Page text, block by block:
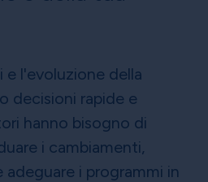
l'evoluzione della
decisioni rapide e
hanno bisogno di
i cambiamenti,
adeguare i programmi in